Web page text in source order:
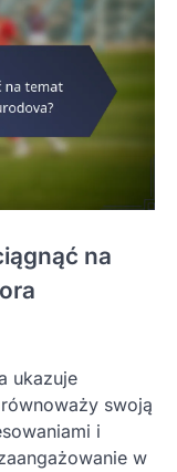
na
ukazuje
swoją
i
w